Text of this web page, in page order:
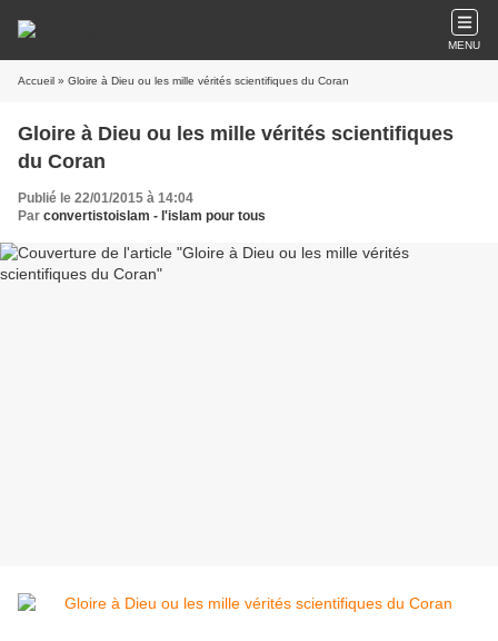
MENU
Accueil » Gloire à Dieu ou les mille vérités scientifiques du Coran
Gloire à Dieu ou les mille vérités scientifiques
du Coran
Publié le 22/01/2015 à 14:04
Par convertistoislam - l'islam pour tous